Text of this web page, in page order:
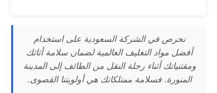
نحرص في الشركة السعودية على استخدام
أفضل مواد التغليف العالمية لضمان سلامة أثاثك
ومقتنياتك أثناء رحلة النقل من الطائف إلى المدينة
المنورة. فسلامة ممتلكاتك هي أولويتنا القصوى.